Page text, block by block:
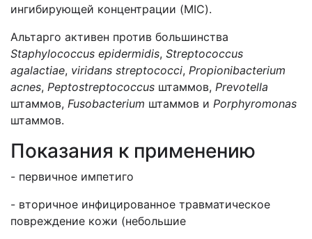
ингибирующей концентрации (MIC).
Альтарго активен против большинства
Staphylococcus epidermidis, Streptococcus
agalactiae, viridans streptococci, Propionibacterium
acnes, Peptostreptococcus штаммов, Prevotella
штаммов, Fusobacterium штаммов и Porphyromonas
штаммов.
Показания к применению
- первичное импетиго
- вторичное инфицированное травматическое
повреждение кожи (небольшие